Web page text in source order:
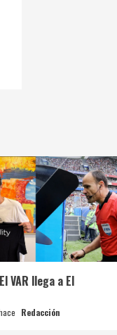
VAR llega a El
Redacción